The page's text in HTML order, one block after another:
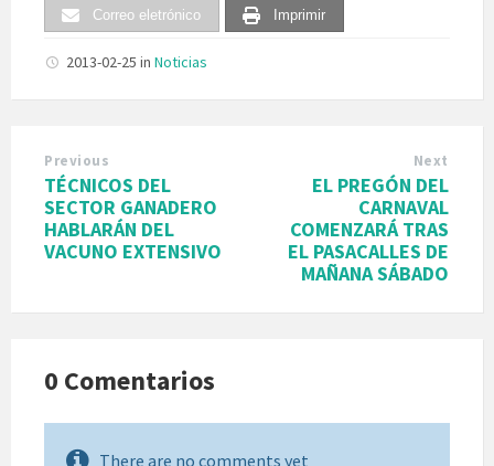
Correo eletrónico Imprimir
2013-02-25 in Noticias
Previous
TÉCNICOS DEL
SECTOR GANADERO
HABLARÁN DEL
VACUNO EXTENSIVO
Next
EL PREGÓN DEL
CARNAVAL
COMENZARÁ TRAS
EL PASACALLES DE
MAÑANA SÁBADO
0 Comentarios
There are no comments yet